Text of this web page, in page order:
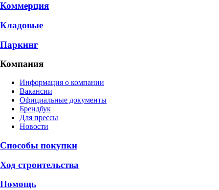
Коммерция
Кладовые
Паркинг
Компания
Информация о компании
Вакансии
Официальные документы
Брендбук
Для прессы
Новости
Способы покупки
Ход строительства
Помощь